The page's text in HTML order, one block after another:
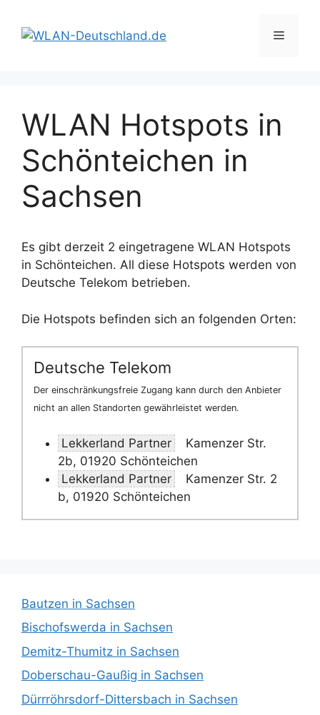
Inhalt
springen
Menü
WLAN Hotspots in
Schönteichen in
Sachsen
Es gibt derzeit 2 eingetragene WLAN Hotspots
in Schönteichen. All diese Hotspots werden von
Deutsche Telekom betrieben.
Die Hotspots befinden sich an folgenden Orten:
Deutsche Telekom
Der einschränkungsfreie Zugang kann durch den Anbieter
nicht an allen Standorten gewährleistet werden.
Lekkerland Partner
Kamenzer Str.
2b, 01920 Schönteichen
Lekkerland Partner
Kamenzer Str. 2
b, 01920 Schönteichen
Bautzen in Sachsen
Bischofswerda in Sachsen
Demitz-Thumitz in Sachsen
Doberschau-Gaußig in Sachsen
Dürrröhrsdorf-Dittersbach in Sachsen